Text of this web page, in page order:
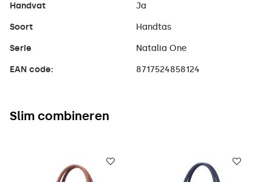
Handvat Ja
Soort Handtas
Serie Natalia One
EAN code: 8717524858124
Slim combineren